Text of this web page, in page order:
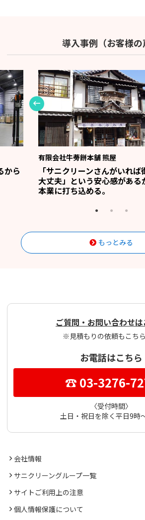
導入事例（お客様の
から
有限会社牛蒡餅本舗 熊屋
「サニクリーンさんがいれ
大丈夫」という安心感がある
本業に打ち込める。
もっとみる
ご質問・お問い合わせは
※見積もりの依頼もこち
お電話はこちら
☎ 03-3276-
〈受付時間〉
土日・祝日を除く平日9時
会社情報
サニクリーングループ一覧
サイトご利用上の注意
個人情報保護について